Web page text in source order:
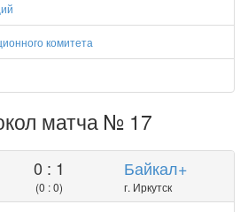
комитета
матча № 17
0 : 1
(0 : 0)
Байкал+
г. Иркутск